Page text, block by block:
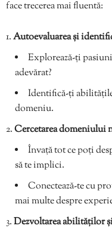
face trecerea mai fluentă:
Autoevaluarea și
Explorează-ți
adevărat?
Identifică-ți
domeniu.
Cercetarea domeniului
Învață tot ce poți
să te implici.
Conectează-te cu
mai multe despre
Dezvoltarea abilităților